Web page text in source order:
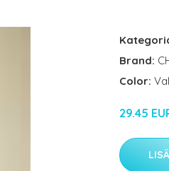
Brand:
Color:
29.45